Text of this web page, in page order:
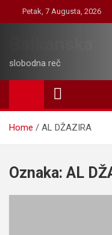
to
Petak, 7 Augusta, 2026
slobodna reč
Home AL DŽAZIRA
Oznaka: AL